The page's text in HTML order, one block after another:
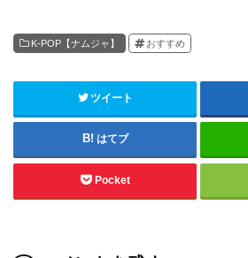
K-POP【ナムジャ】 おすすめ
ツイート
はてブ
Pocket